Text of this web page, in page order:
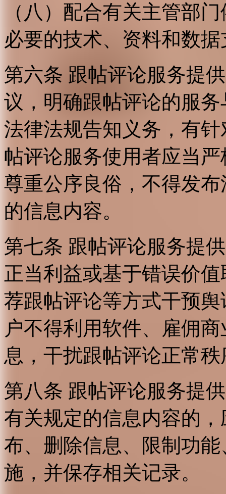
（八）配合有关主管部
必要的技术、资料和数
第六条 跟帖评论服务提
议，明确跟帖评论的服
法律法规告知义务，有
帖评论服务使用者应当
尊重公序良俗，不得发
的信息内容。
第七条 跟帖评论服务提
正当利益或基于错误价
荐跟帖评论等方式干预
户不得利用软件、雇佣
息，干扰跟帖评论正常
第八条 跟帖评论服务提
有关规定的信息内容的
布、删除信息、限制功
施，并保存相关记录。